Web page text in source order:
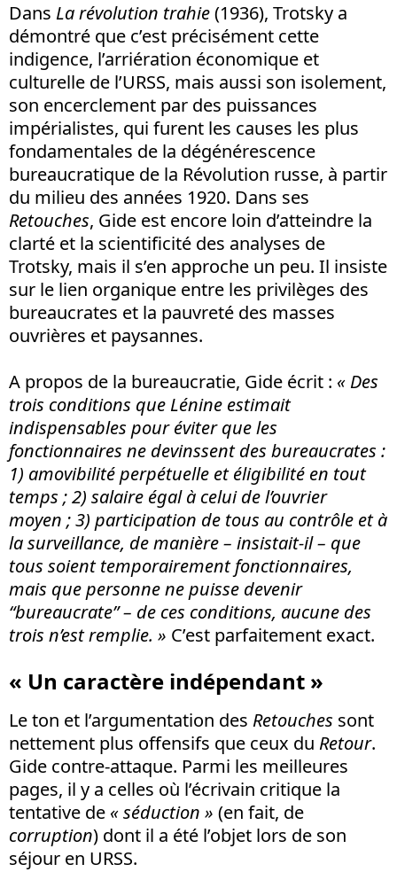
Dans La révolution trahie(1936), Trotsky a
démontré que c’est précisément cette
indigence, l’arriération économique et
culturelle de l’URSS, mais aussi son isolement,
son encerclement par des puissances
impérialistes, qui furent les causes les plus
fondamentales de la dégénérescence
bureaucratique de la Révolution russe, à partir
du milieu des années 1920. Dans ses
Retouches, Gide est encore loin d’atteindre la
clarté et la scientificité des analyses de
Trotsky, mais il s’en approche un peu. Il insiste
sur le lien organique entre les privilèges des
bureaucrates et la pauvreté des masses
ouvrières et paysannes.
A propos de la bureaucratie, Gide écrit : « Des
trois conditions que Lénine estimait
indispensables pour éviter que les
fonctionnaires ne devinssent des bureaucrates :
1) amovibilité perpétuelle et éligibilité en tout
temps ; 2) salaire égal à celui de l’ouvrier
moyen ; 3) participation de tous au contrôle et à
la surveillance, de manière – insistait-il – que
tous soient temporairement fonctionnaires,
mais que personne ne puisse devenir
“bureaucrate” – de ces conditions, aucune des
trois n’est remplie. » C’est parfaitement exact.
« Un caractère indépendant »
Le ton et l’argumentation des Retouches sont
nettement plus offensifs que ceux du Retour.
Gide contre-attaque. Parmi les meilleures
pages, il y a celles où l’écrivain critique la
tentative de « séduction » (en fait, de
corruption) dont il a été l’objet lors de son
séjour en URSS.